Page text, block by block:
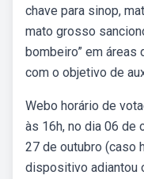
chave para sinop,
mato grosso
bombeiro” em áreas
com o objetivo de
Webo horário de
às 16h, no dia 06 de
27 de outubro (caso
dispositivo adiantou